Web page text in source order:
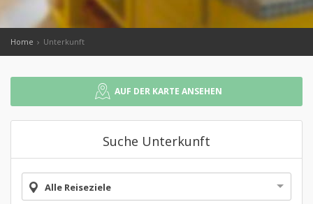
Home Unterkunft
AUF DER KARTE ANSEHEN
Suche Unterkunft
Alle Reiseziele